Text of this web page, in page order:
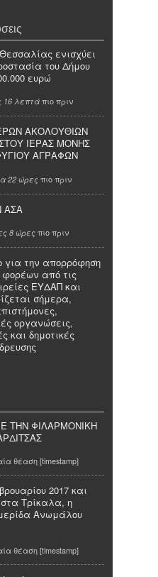
ενισχύει
του Δήμου
ευρώ
16 λεπτά πιο πριν
ΑΚΟΛΟΥΘΙΩΝ
ΙΕΡΑΣ ΜΟΝΗΣ
ΑΓΡΑΦΩΝ
22 ώρες πιο πριν
ΑΣΑ
8 ώρεςπιο πριν
για την απορρόφηση
φορέων από τις
ΕΥΔΑΠ και
σήμερα,
οργανώσεις,
και δημοτικές
ΤΗΝ ΦΙΛΑΡΜΟΝΙΚΗ
θέαση [timestamp]
2017 και
Τρίκαλα, η
Ανωμάλου
θέαση [timestamp]